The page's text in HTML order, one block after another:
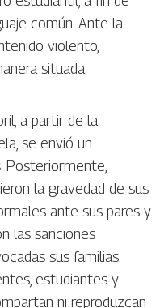
común. Ante la
violento,
situada.
a partir de la
se envió un
Posteriormente,
la gravedad de sus
ante sus pares y
las sanciones
sus familias.
estudiantes y
ni reproduzcan